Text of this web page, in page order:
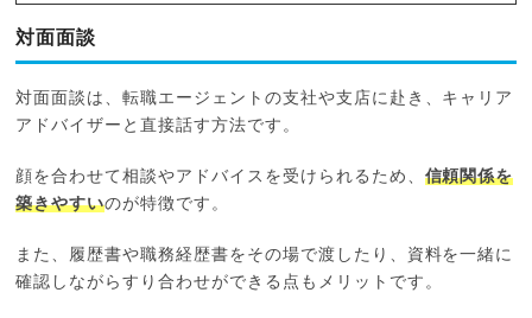
対面面談
対面面談は、転職エージェントの支社や支店に赴き、キャリア
アドバイザーと直接話す方法です。
顔を合わせて相談やアドバイスを受けられるため、 信頼関係を
築きやすいのが特徴です。
また、履歴書や職務経歴書をその場で渡したり、資料を一緒に
確認しながらすり合わせができる点もメリットです。